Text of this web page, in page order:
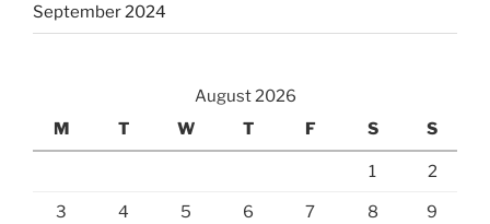
September 2024
August 2026
M
T W T F S S
1 2
3 4 5 6 7 8 9